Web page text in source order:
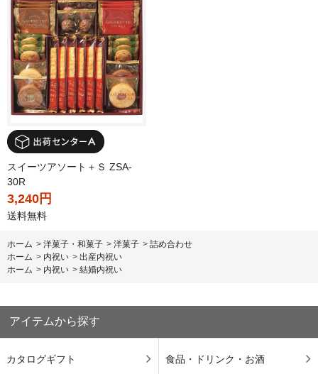
スイーツアソート＋Ｓ ZSA-
30R
3,240円
送料無料
ホーム > 洋菓子・和菓子 > 洋菓子 > 詰め合わせ
ホーム > 内祝い > 出産内祝い
ホーム > 内祝い > 結婚内祝い
アイテムから探す
カタログギフト 食品・ドリンク・お酒